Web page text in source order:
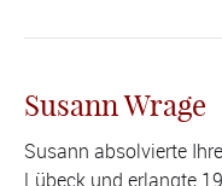
Susann Wrage
Susann absolvierte
Lübeck und erlangte